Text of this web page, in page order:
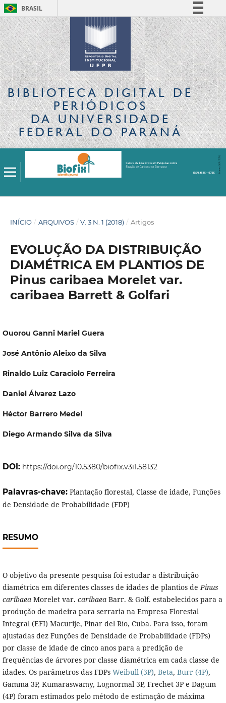
BRASIL
Simplifique!
Comunica BR
Participe
Acesso à informação
Legislação
Canais
BIBLIOTECA DIGITALDE
PERIÓDICOS
DA UNIVERSIDADE
FEDERAL DO PARANÁ
INÍCIO / ARQUIVOS / V. 3 N. 1 (2018) / Artigos
EVOLUÇÃO DA DISTRIBUIÇÃO
DIAMÉTRICA EM PLANTIOS DE
Pinus caribaea Morelet var.
caribaea Barrett & Golfari
Ouorou Ganni Mariel Guera
José Antônio Aleixo da Silva
Rinaldo Luiz Caraciolo Ferreira
Daniel Álvarez Lazo
Héctor Barrero Medel
Diego Armando Silva da Silva
DOI: https://doi.org/10.5380/biofix.v3i1.58132
Palavras-chave: Plantação florestal, Classe de idade, Funções
de Densidade de Probabilidade (FDP)
RESUMO
O objetivo da presente pesquisa foi estudar a distribuição
diamétrica em diferentes classes de idades de plantios dePinus
caribaeaMorelet var. caribaeaBarr. & Golf. estabelecidos para a
produção de madeira para serraria na Empresa Florestal
Integral (EFI) Macurije, Pinar del Río, Cuba. Para isso, foram
ajustadas dez Funções de Densidade de Probabilidade (FDPs)
por classe de idade de cinco anos para a predição de
frequências de árvores por classe diamétrica em cada classe de
idades. Os parâmetros das FDPs Weibull (3P), Beta, Burr (4P),
Gamma 3P, Kumaraswamy, Lognormal 3P, Frechet 3P e Dagum
(4P) foram estimados pelo método de estimação de máxima